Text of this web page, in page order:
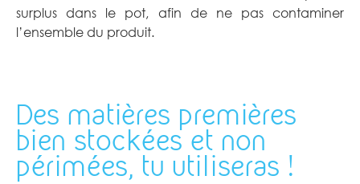
surplus dans le pot, afin de ne pas contaminer
l’ensemble du produit.
Des matières premières
bien stockées et non
périmées, tu utiliseras !